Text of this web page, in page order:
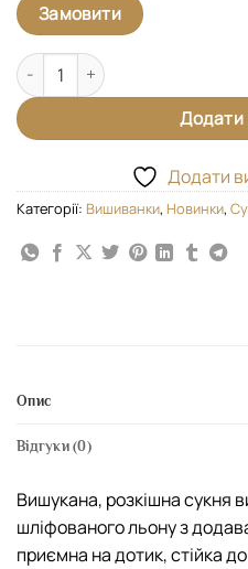
Замовити
Сукня "Чари" кількість
Додати
Додати
Категорії: Вишиванки, Новинки,
Опис
Відгуки (0)
Вишукана, розкішна сукня
шліфованого льону з
приємна на дотик, стійка